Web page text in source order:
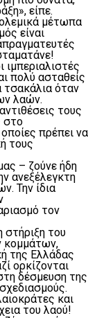
είπε.
μέτωπα
είναι
πολύ ασταθείς
τσακάλια όταν
λαών.
τους
στο
πρέπει να
τους
– ζούνε ήδη
ανεξέλεγκτη
Την ίδια
τον
στήριξη του
κομμάτων,
της Ελλάδας
ορκίζονται
δέσμευση της
και
του λαού!